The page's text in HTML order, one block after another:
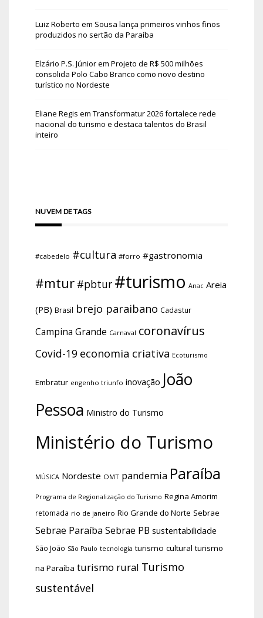
Luiz Roberto em Sousa lança primeiros vinhos finos
produzidos no sertão da Paraíba
Elzário P.S. Júniorem Projeto de R$ 500 milhões
consolida Polo Cabo Branco como novo destino
turístico no Nordeste
Eliane Regis em Transformatur 2026 fortalece rede
nacional do turismo e destaca talentos do Brasil
inteiro
NUVEM DE TAGS
#cabedelo #cultura #forro #gastronomia
#mtur #pbtur #turismo Anac Areia
(PB) Brasil brejo paraibano Cadastur
Campina Grande Carnaval coronavírus
Covid-19 economia criativa Ecoturismo
Embratur engenho triunfo inovação João
Pessoa Ministro do Turismo
Ministério do Turismo
MÚSICA Nordeste OMT pandemia Paraíba
Programa de Regionalização do Turismo Regina Amorim
retomada rio de janeiro Rio Grande do Norte Sebrae
Sebrae Paraíba Sebrae PB sustentabilidade
São João São Paulo tecnologia turismo cultural turismo
na Paraíba turismo rural Turismo
sustentável